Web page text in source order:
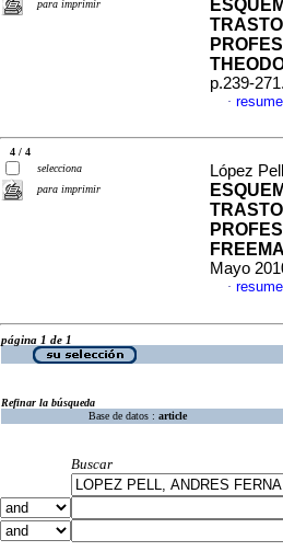
para imprimir
p.239-
·
4 / 4
selecciona
para imprimir
López
Mayo
·
página 1 de 1
Refinar la búsqueda
Base de datos : article
Buscar